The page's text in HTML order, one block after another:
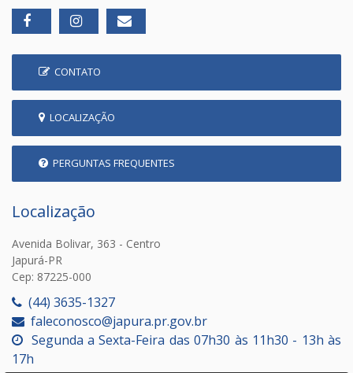
CONTATO
LOCALIZAÇÃO
PERGUNTAS FREQUENTES
Localização
Avenida Bolivar, 363 - Centro
Japurá-PR
Cep: 87225-000
(44) 3635-1327
faleconosco@japura.pr.gov.br
Segunda a Sexta-Feira das 07h30 às 11h30 - 13h às
17h